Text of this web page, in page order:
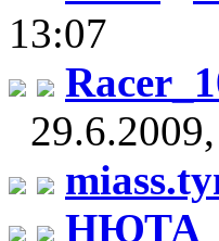
13:07
НЮТА